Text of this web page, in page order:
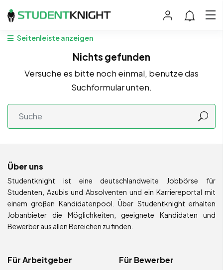
Seitenleiste anzeigen
Nichts gefunden
Versuche es bitte noch einmal, benutze das
Suchformular unten.
Über uns
Studentknight ist eine deutschlandweite Jobbörse für
Studenten, Azubis und Absolventen und ein Karriereportal mit
einem großen Kandidatenpool. Über Studentknight erhalten
Jobanbieter die Möglichkeiten, geeignete Kandidaten und
Bewerber aus allen Bereichen zu finden.
Für Arbeitgeber Für Bewerber